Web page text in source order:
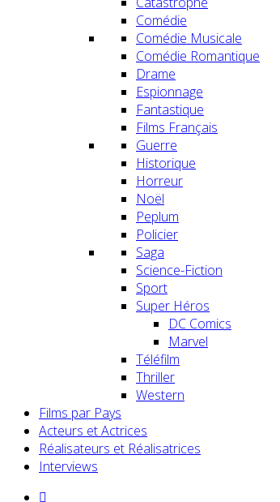
Comédie
Comédie Musicale
Comédie Romantique
Drame
Espionnage
Fantastique
Films Français
Guerre
Historique
Horreur
Noël
Peplum
Policier
Saga
Science-Fiction
Sport
Super Héros
DC Comics
Marvel
Téléfilm
Thriller
Western
Films par Pays
Acteurs et Actrices
Réalisateurs et Réalisatrices
Interviews